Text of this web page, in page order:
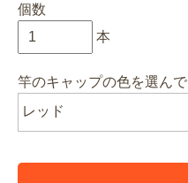
個数
本
竿のキャップの色を選ん